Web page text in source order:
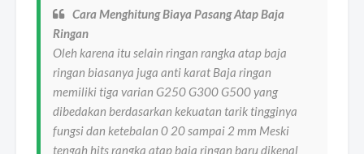
Cara Menghitung Biaya Pasang Atap Baja
Ringan
Oleh karena itu selain ringan rangka atap baja
ringan biasanya juga anti karat Baja ringan
memiliki tiga varian G250 G300 G500 yang
dibedakan berdasarkan kekuatan tarik tingginya
fungsi dan ketebalan 0 20 sampai 2 mm Meski
tengah hits rangka atap baja ringan baru dikenal